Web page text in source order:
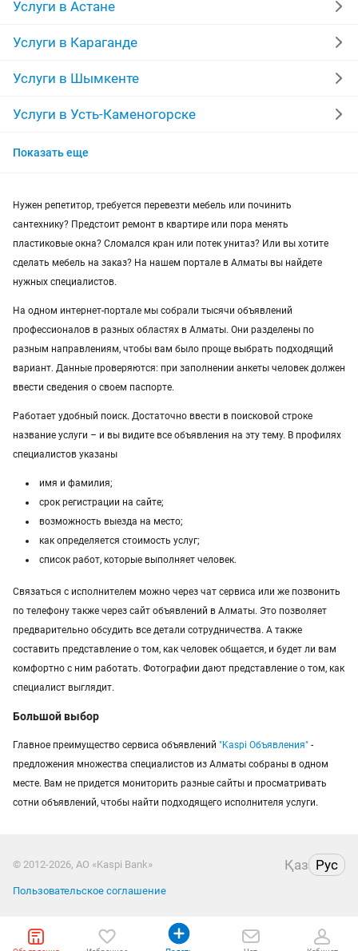
уколы на дому вывоз мусора
москитные сетки
ремонт стиральных машин диван
грузоперевозки газель
прихожая двери ремонт
Услуги в Астане
Услуги в Караганде
Услуги в Шымкенте
Услуги в Усть-Каменогорске
Услуги в Актобе
Услуги в Костанае
Услуги в Павлодаре
Услуги в Казахстане
Показать еще
Нужен репетитор, требуется перевезти мебель или починить
сантехнику? Предстоит ремонт в квартире или пора менять
пластиковые окна? Сломался кран или потек унитаз? Или вы хотите
сделать мебель на заказ? На нашем портале в Алматы вы найдете
нужных специалистов.
На одном интернет-портале мы собрали тысячи объявлений
профессионалов в разных областях в Алматы. Они разделены по
разным направлениям, чтобы вам было проще выбрать подходящий
вариант. Данные проверяются: при заполнении анкеты человек должен
ввести сведения о своем паспорте.
Работает удобный поиск. Достаточно ввести в поисковой строке
название услуги – и вы видите все объявления на эту тему. В профилях
специалистов указаны
имя и фамилия;
срок регистрации на сайте;
возможность выезда на место;
как определяется стоимость услуг;
список работ, которые выполняет человек.
Связаться с исполнителем можно через чат сервиса или же позвонить
по телефону также через сайт объявлений в Алматы. Это позволяет
предварительно обсудить все детали сотрудничества. А также
составить представление о том, как человек общается, и будет ли вам
комфортно с ним работать. Фотографии дают представление о том, как
специалист выглядит.
Большой выбор
Главное преимущество сервиса объявлений "Kaspi Объявления" -
предложения множества специалистов из Алматы собраны в одном
месте. Вам не придется мониторить разные сайты и просматривать
сотни объявлений, чтобы найти подходящего исполнителя услуги.
© 2012-2026, АО «Kaspi Bank» Қаз Рус
Пользовательское соглашение